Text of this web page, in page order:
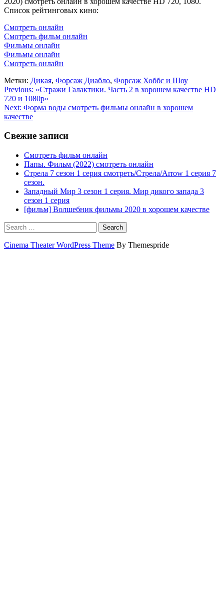
Список рейтинговых кино:
Смотреть онлайн
Смотреть фильм онлайн
Фильмы онлайн
Фильмы онлайн
Смотреть онлайн
Метки: Дикая, Форсаж Диабло, Форсаж Хоббс и Шоу
Навигация
по
записям
Previous: «Стражи Галактики. Часть 2 в хорошем качестве HD
720 и 1080p»
Next: Форма воды смотреть фильмы онлайн в хорошем
качестве
Свежие записи
Смотреть фильм онлайн
Папы. Фильм (2022) смотреть онлайн
Стрела 7 сезон 1 серия смотреть/Стрела/Arrow 1 серия 7
сезон.
Западный Мир 3 сезон 1 серия. Мир дикого запада 3
сезон 1 серия
[фильм] Волшебник фильмы 2020 в хорошем качестве
Search
Cinema Theater WordPress Theme By Themespride